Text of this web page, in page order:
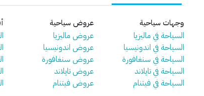
وجهات سياحية
السياحة في ماليزيا
السياحة في اندونيسيا
السياحة في سنغافورة
السياحة في تايلاند
السياحة في فيتنام
عروض سياحية
عروض ماليزيا
عروض اندونيسيا
عروض سنغافورة
عروض تايلاند
عروض فيتنام